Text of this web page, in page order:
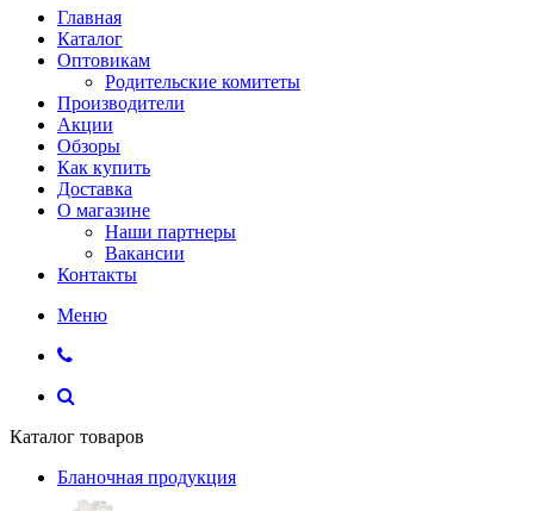
Главная
Каталог
Оптовикам
Родительские комитеты
Производители
Акции
Обзоры
Как купить
Доставка
О магазине
Наши партнеры
Вакансии
Контакты
Меню
Каталог товаров
Бланочная продукция